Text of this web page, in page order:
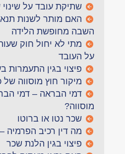
שתיקת עובד על שינוי
האם מותר לשנות
השבה מחופשת הלידה
מתי לא יחול חוק
על העובד
פיצוי בגין התעמרות
מיקור חוץ מוסווה של
דמי הבראה – דמי
מוסווה?
שכר נטו או ברוטו
מה דין רכיב הפרמיה
פיצוי בגין הלנת שכר